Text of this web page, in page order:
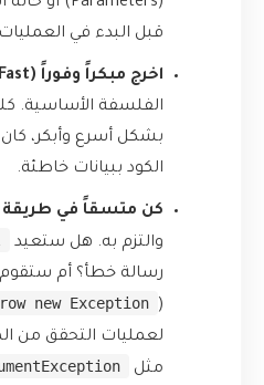
قبل البدء في
اخرج مبكراً وفوراً (Fail Fast):
الفلسفة الأساسية.
بشكل أسرع وأبكر،
الكود ببيانات خاطئة.
كن متسقاً في طريقة
والتزم به. هل ستعيد
رسالة خطأ؟ أم ستقوم
(
new Exception()
لعمليات التحقق من
مثل